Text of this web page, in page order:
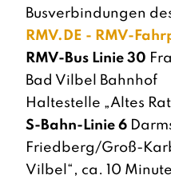
Busverbindungen
RMV.DE - RMV-
RMV-Bus Linie 30
Bad Vilbel Bahnhof
Haltestelle „Altes
S-Bahn-Linie 6
Friedberg/Groß-
Vilbel“, ca. 10